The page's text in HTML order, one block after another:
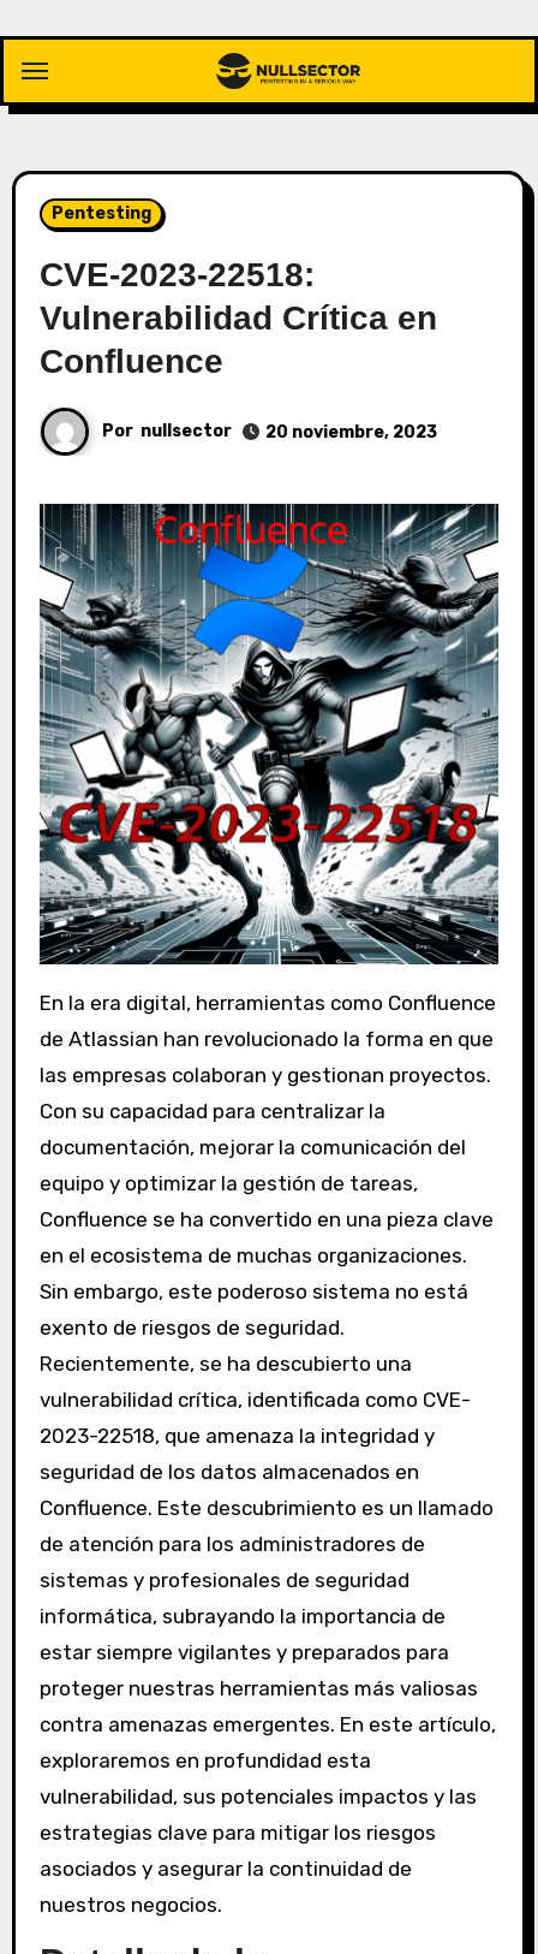
contenido
Pentesting
CVE-2023-22518:
Vulnerabilidad Crítica en
Confluence
Por nullsector 20 noviembre, 2023
En la era digital, herramientas como Confluence
de Atlassian han revolucionado la forma en que
las empresas colaboran y gestionan proyectos.
Con su capacidad para centralizar la
documentación, mejorar la comunicación del
equipo y optimizar la gestión de tareas,
Confluence se ha convertido en una pieza clave
en el ecosistema de muchas organizaciones.
Sin embargo, este poderoso sistema no está
exento de riesgos de seguridad.
Recientemente, se ha descubierto una
vulnerabilidad crítica, identificada como CVE-
2023-22518, que amenaza la integridad y
seguridad de los datos almacenados en
Confluence. Este descubrimiento es un llamado
de atención para los administradores de
sistemas y profesionales de seguridad
informática, subrayando la importancia de
estar siempre vigilantes y preparados para
proteger nuestras herramientas más valiosas
contra amenazas emergentes. En este artículo,
exploraremos en profundidad esta
vulnerabilidad, sus potenciales impactos y las
estrategias clave para mitigar los riesgos
asociados y asegurar la continuidad de
nuestros negocios.